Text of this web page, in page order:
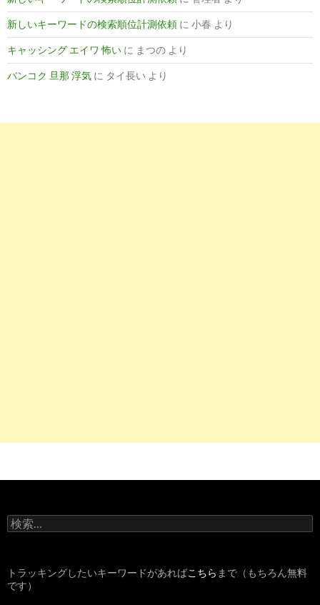
薬剤師転職の市場動向
http:// www.tensyoku-station.jp /info/3005/
薬剤師の求人倍率 | 転職ステーション
新しいキーワードの検索順位計測依頼 に 小春 より
キャッシング エイワ 怖い に まつの より
バンコク 旦那 浮気 に タイ長い より
検
索
トラッキングしたいキーワードがあればこちら まで（もちろん無料
です）